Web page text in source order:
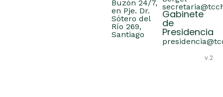
Buzón 24/7,
en Pje. Dr.
Sótero del
Río 269,
Santiago
Gabinete
de
Presidencia
v.2